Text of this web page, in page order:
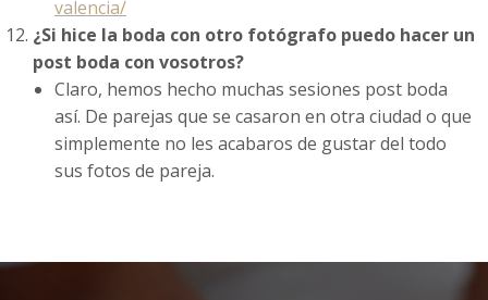
valencia/
¿Si hice la boda con otro fotógrafo puedo hacer un
post boda con vosotros?
Claro, hemos hecho muchas sesiones post boda
así. De parejas que se casaron en otra ciudad o que
simplemente no les acabaros de gustar del todo
sus fotos de pareja.